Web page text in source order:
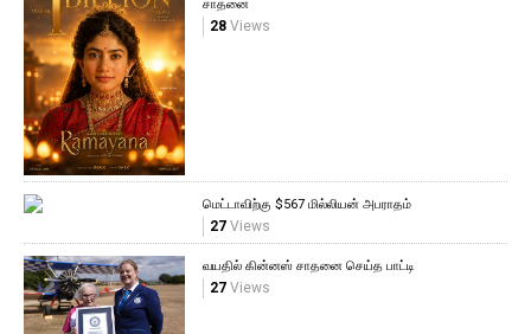
சாதனை
28Views
மெட்டாவிற்கு $567 மில்லியன் அபராதம்
27Views
வயதில் கின்னஸ் சாதனை செய்த பாட்டி
27Views